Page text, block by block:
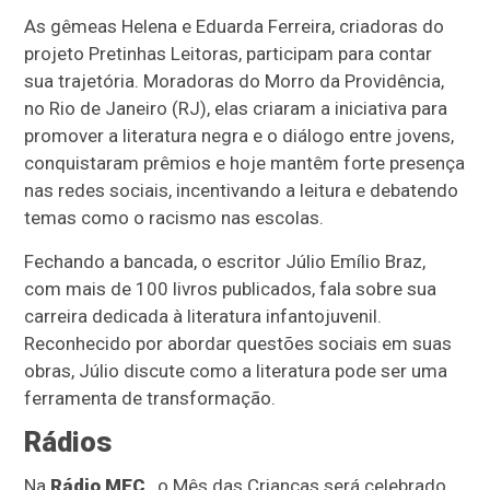
As gêmeas Helena e Eduarda Ferreira, criadoras do
projeto Pretinhas Leitoras, participam para contar
sua trajetória. Moradoras do Morro da Providência,
no Rio de Janeiro (RJ), elas criaram a iniciativa para
promover a literatura negra e o diálogo entre jovens,
conquistaram prêmios e hoje mantêm forte presença
nas redes sociais, incentivando a leitura e debatendo
temas como o racismo nas escolas.
Fechando a bancada, o escritor Júlio Emílio Braz,
com mais de 100 livros publicados, fala sobre sua
carreira dedicada à literatura infantojuvenil.
Reconhecido por abordar questões sociais em suas
obras, Júlio discute como a literatura pode ser uma
ferramenta de transformação.
Rádios